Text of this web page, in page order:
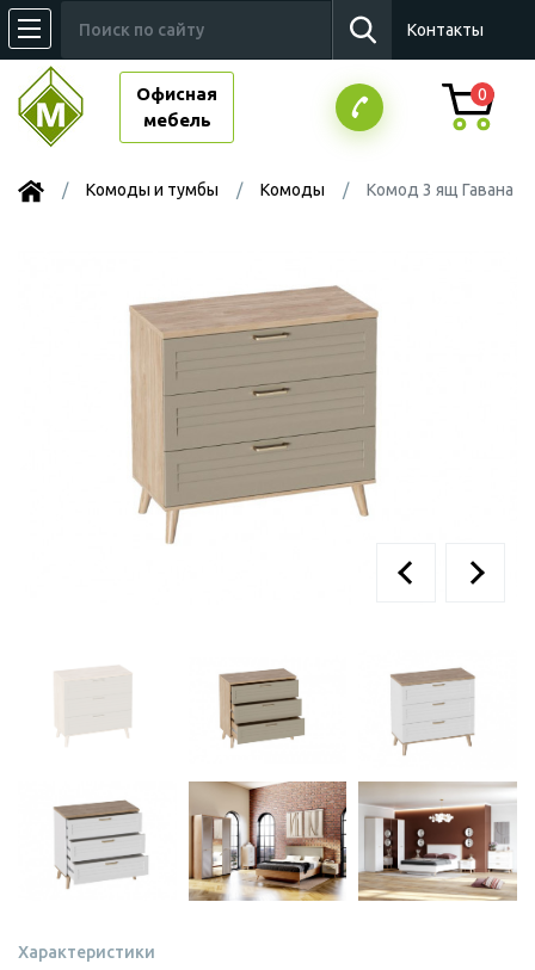
Контакты
Офисная
мебель
0
Комоды и тумбы Комоды Комод 3 ящ Гавана
Характеристики